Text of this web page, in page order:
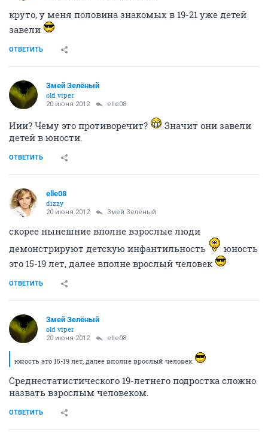
круто, у меня половина знакомых в 19-21 уже детей
завели
ОТВЕТИТЬ
Змей Зелёный
old viper
20 июня 2012 elle08
Иии? Чему это противоречит?
Значит они завели
детей в юности.
ОТВЕТИТЬ
elle08
dizzy
20 июня 2012 Змей Зелёный
скорее нынешние вполне взрослые люди
демонстрируют детскую инфантильность
юность
это 15-19 лет, далее вполне врослый человек
ОТВЕТИТЬ
Змей Зелёный
old viper
20 июня 2012 elle08
юность это 15-19 лет, далее вполне врослый человек
Среднестатистического 19-летнего подростка сложно
назвать взрослым человеком.
ОТВЕТИТЬ